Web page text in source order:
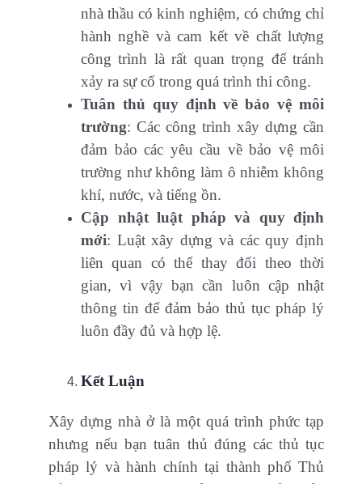
nhà thầu có kinh nghiệm, có chứng chỉ
hành nghề và cam kết về chất lượng
công trình là rất quan trọng để tránh
xảy ra sự cố trong quá trình thi công.
Tuân thủ quy định về bảo vệ môi
trường: Các công trình xây dựng cần
đảm bảo các yêu cầu về bảo vệ môi
trường như không làm ô nhiễm không
khí, nước, và tiếng ồn.
Cập nhật luật pháp và quy định
mới: Luật xây dựng và các quy định
liên quan có thể thay đổi theo thời
gian, vì vậy bạn cần luôn cập nhật
thông tin để đảm bảo thủ tục pháp lý
luôn đầy đủ và hợp lệ.
Kết Luận
Xây dựng nhà ở là một quá trình phức tạp
nhưng nếu bạn tuân thủ đúng các thủ tục
pháp lý và hành chính tại thành phố Thủ